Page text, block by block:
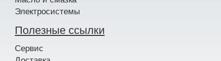
Электросистемы
Полезные ссылки
Сервис